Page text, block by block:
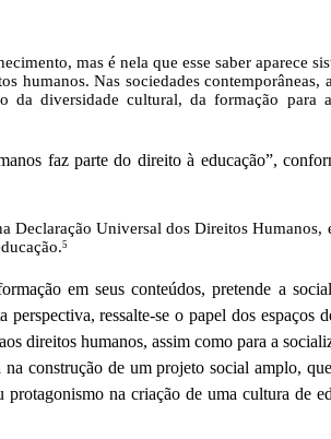
mas é nela que esse saber
humanos. Nas sociedades
da diversidade cultural, da formação
faz parte do direito à educação”,
Declaração Universal dos Direitos
5
em seus conteúdos, pretende a
ressalte-se o papel dos
direitos humanos, assim como para a
construção de um projeto social amplo,
na criação de uma cultura